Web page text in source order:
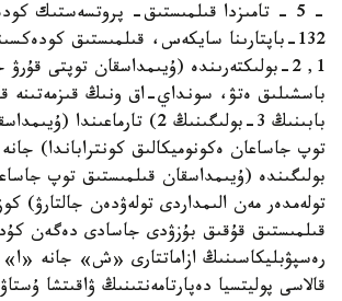
1, 2-بولىكتەرىندە (ۇيىمداسقان توپتى
بابىنىڭ 3-بولىگىنىڭ 2)
بولىگىندە (ۇيىمداسقان قىلمىستىق توپ
تولەمدەر مەن الىمداردى تولەۋدەن جالتارۋ)
قىلمىستىق قۇقىق بۇزۋدى جاسادى دەگەن
رەسپۋبليكاسىنىڭ ازاماتتارى «ش» جانە «ا»
قالاسى پوليتسيا دەپارتامەنتىنىڭ ۋاقىتشا ۇستاۋ